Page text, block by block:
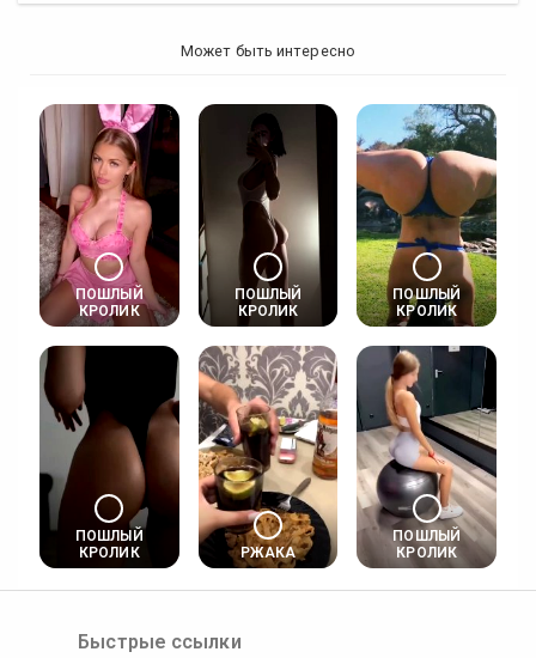
Может быть интересно
ПОШЛЫЙ
КРОЛИК
ПОШЛЫЙ
КРОЛИК
ПОШЛЫЙ
КРОЛИК
ПОШЛЫЙ
КРОЛИК
РЖАКА
ПОШЛЫЙ
КРОЛИК
Быстрые ссылки